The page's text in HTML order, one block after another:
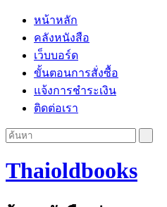
หน้าหลัก
คลังหนังสือ
เว็บบอร์ด
ขั้นตอนการสั่งซื้อ
แจ้งการชำระเงิน
ติดต่อเรา
Thaioldbooks